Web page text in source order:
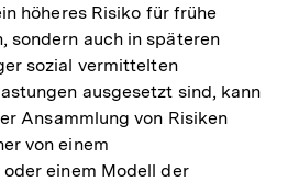
höheres Risiko für frühe
sondern auch in späteren
sozial vermittelten
ausgesetzt sind, kann
Ansammlung von Risiken
von einem
einem Modell der